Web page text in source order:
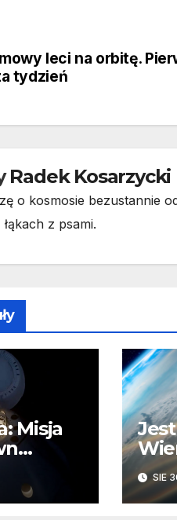
leci na orbitę.
tydzień
Radek Kosarzycki
o kosmosie bezustannie
łąkach z psami.
Misja
piątek
SIE